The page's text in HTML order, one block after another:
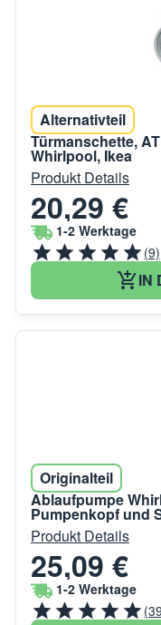
Alternativteil
Türmanschette,
Whirlpool, Ikea
Produkt Details
20,29 €
1-2 Werktage
(9)
IN
Originalteil
Ablaufpumpe
Pumpenkopf und
Produkt Details
25,09 €
1-2 Werktage